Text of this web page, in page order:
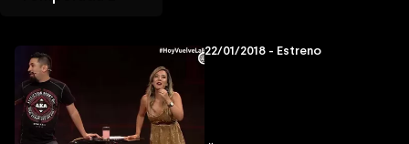
22/01/2018 - Estreno